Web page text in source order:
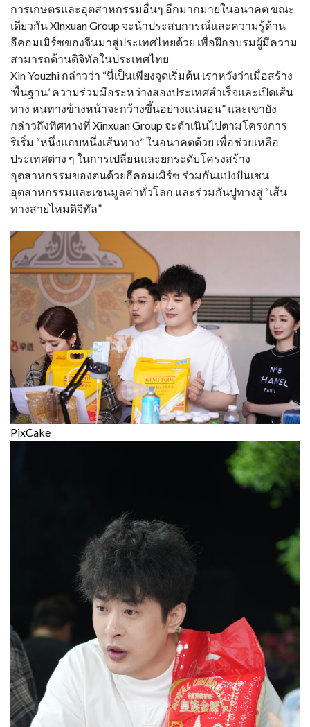
การเกษตรและอุตสาหกรรมอื่นๆ อีกมากมายในอนาคต ขณะ
เดียวกัน Xinxuan Group จะนำประสบการณ์และความรู้ด้าน
อีคอมเมิร์ซของจีนมาสู่ประเทศไทยด้วย เพื่อฝึกอบรมผู้มีความ
สามารถด้านดิจิทัลในประเทศไทย
Xin Youzhi กล่าวว่า “นี่เป็นเพียงจุดเริ่มต้น เราหวังว่าเมื่อสร้าง
’พื้นฐาน’ ความร่วมมือระหว่างสองประเทศสำเร็จและเปิดเส้น
ทาง หนทางข้างหน้าจะกว้างขึ้นอย่างแน่นอน” และเขายัง
กล่าวถึงทิศทางที่ Xinxuan Group จะดำเนินไปตามโครงการ
ริเริ่ม “หนึ่งแถบหนึ่งเส้นทาง” ในอนาคตด้วย เพื่อช่วยเหลือ
ประเทศต่าง ๆ ในการเปลี่ยนและยกระดับโครงสร้าง
อุตสาหกรรมของตนด้วยอีคอมเมิร์ซ ร่วมกันแบ่งปันเชน
อุตสาหกรรมและเชนมูลค่าทั่วโลก และร่วมกันปูทางสู่ “เส้น
ทางสายไหมดิจิทัล”
PixCake